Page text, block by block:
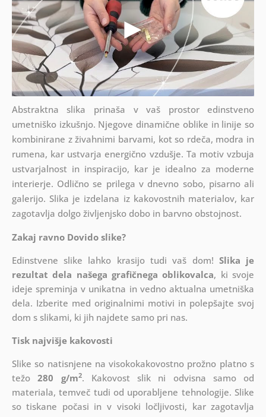
Abstraktna slika prinaša v vaš prostor edinstveno
umetniško izkušnjo. Njegove dinamične oblike in linije so
kombinirane z živahnimi barvami, kot so rdeča, modra in
rumena, kar ustvarja energično vzdušje. Ta motiv vzbuja
ustvarjalnost in inspiracijo, kar je idealno za moderne
interierje. Odlično se prilega v dnevno sobo, pisarno ali
galerijo. Slika je izdelana iz kakovostnih materialov, kar
zagotavlja dolgo življenjsko dobo in barvno obstojnost.
Zakaj ravno Dovido slike?
Edinstvene slike lahko krasijo tudi vaš dom! Slika je
rezultat dela našega grafičnega oblikovalca, ki svoje
ideje spreminja v unikatna in vedno aktualna umetniška
dela. Izberite med originalnimi motivi in polepšajte svoj
dom s slikami, ki jih najdete samo pri nas.
Tisk najvišje kakovosti
Slike so natisnjene na visokokakovostno prožno platno s
težo280 g/m2. Kakovost slik ni odvisna samo od
materiala, temveč tudi od uporabljene tehnologije. Slike
so tiskane počasi in v visoki ločljivosti, kar zagotavlja